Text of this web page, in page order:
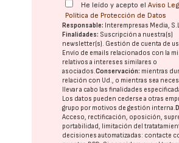
He leído y acepto elAviso
Política de Protección de Datos
Responsable: Interempresas Media,
Finalidades: Suscripción a nuestra(s)
newsletter(s). Gestión de cuenta de
Envío de emails relacionados con la
relativos a intereses similares o
asociados.Conservación: mientras
relación con Ud., o mientras sea
llevar a cabo las finalidades
Los datos pueden cederse a otras
grupo por motivos de gestión interna.
Acceso, rectificación, oposición,
portabilidad, limitación del
decisiones automatizadas: contacte